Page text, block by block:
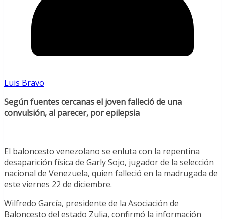
Luis Bravo
Según fuentes cercanas el joven falleció de una
convulsión, al parecer, por epilepsia
El baloncesto venezolano se enluta con la repentina
desaparición física de Garly Sojo, jugador de la selección
nacional de Venezuela, quien falleció en la madrugada de
este viernes 22 de diciembre.
Wilfredo García, presidente de la Asociación de
Baloncesto del estado Zulia, confirmó la información